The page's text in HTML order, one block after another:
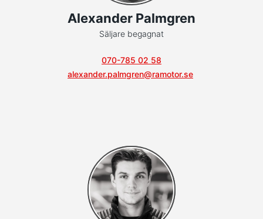
Alexander Palmgren
Säljare begagnat
070-785 02 58
alexander.palmgren@ramotor.se